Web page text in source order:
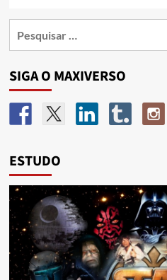
SIGA O MAXIVERSO
ESTUDO